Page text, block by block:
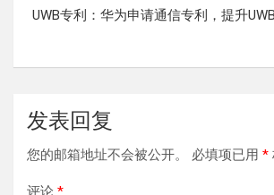
UWB专利：华为申请通信专利，提升
发表回复
您的邮箱地址不会被公开。 必填项已用 *
评论 *